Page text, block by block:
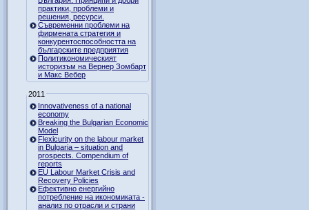
практики, проблеми и
решения, ресурси.
Съвременни проблеми на
фирмената стратегия и
конкурентоспособността на
българските предприятия
Политикономическият
историзъм на Вернер Зомбарт
и Макс Вебер
2011
Innovativeness of a national
economy
Breaking the Bulgarian Economic
Model
Flexicurity on the labour market
in Bulgaria – situation and
prospects. Compendium of
reports
EU Labour Market Crisis and
Recovery Policies
Ефективно енергийно
потребление на икономиката -
анализ по отрасли и страни